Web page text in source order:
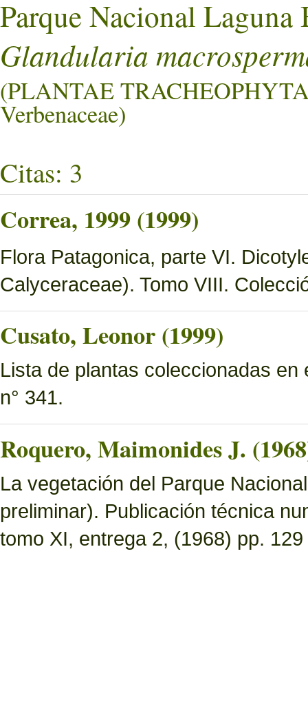
Parque Nacional Laguna
Glandularia
(PLANTAE
Verbenaceae)
Citas: 3
Correa, 1999 (1999)
Flora Patagonica, parte VI.
Calyceraceae). Tomo VIII.
Cusato, Leonor (1999)
Lista de plantas coleccionadas
n° 341.
Roquero, Maimonides J.
La vegetación del Parque
preliminar). Publicación técnica
tomo XI, entrega 2, (1968) pp.